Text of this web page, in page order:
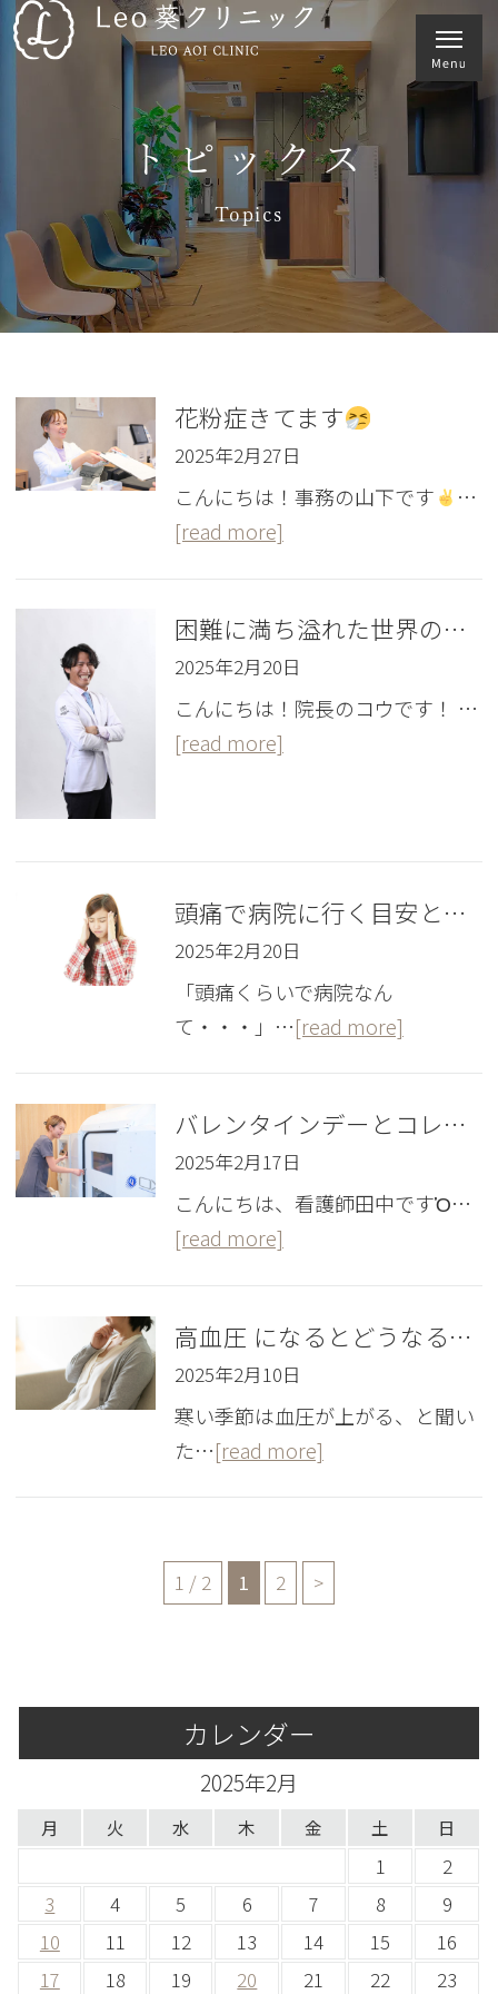
トピックス
Topics
花粉症きてます
2025年2月27日
こんにちは！事務の山下です
…
[read more]
困難に満ち溢れた世界の歩き方
2025年2月20日
こんにちは！院長のコウです！ …
[read more]
頭痛で病院に行く目安とは｜頭痛外来での診察について
2025年2月20日
「頭痛くらいで病院なん
て・・・」…[read more]
バレンタインデーとコレステロール
2025年2月17日
こんにちは、看護師田中ですὉ…
[read more]
高血圧 になるとどうなる？｜寒い冬 に血圧が上がる理由について
2025年2月10日
寒い季節は血圧が上がる、と聞い
た…[read more]
1 / 2 1 2 >
カレンダー
2025年2月
月 火 水 木 金 土 日
1
2
3
4 5 6 7 8
9
10
11 12 13 14 15
16
17
18 19 20 21 22 23